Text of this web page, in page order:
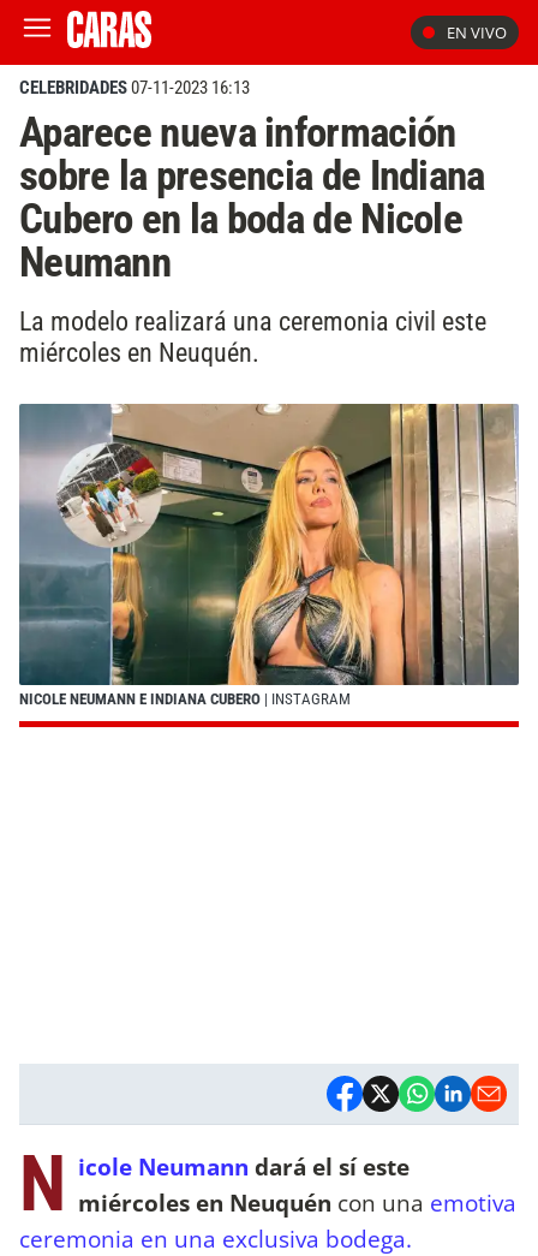
EN VIVO
CELEBRIDADES07-11-2023 16:13
Aparece nueva información
sobre la presencia de Indiana
Cubero en la boda de Nicole
Neumann
La modelo realizará una ceremonia civil este
miércoles en Neuquén.
NICOLE NEUMANN E INDIANA CUBERO | INSTAGRAM
N icole Neumann dará el sí este
miércoles en Neuquén con una emotiva
ceremonia en una exclusiva bodega.